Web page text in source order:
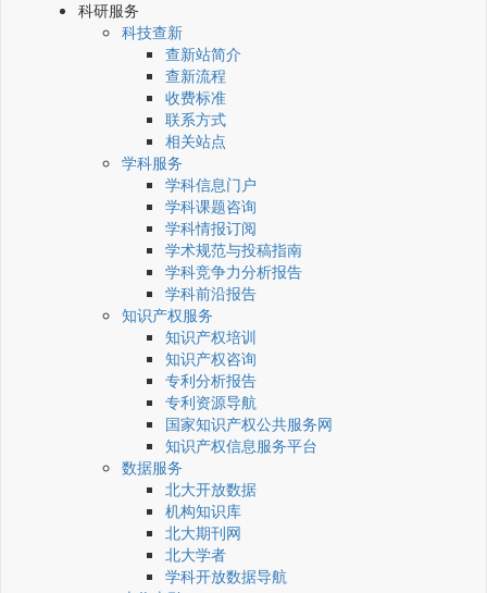
科研服务
科技查新
查新站简介
查新流程
收费标准
联系方式
相关站点
学科服务
学科信息门户
学科课题咨询
学科情报订阅
学术规范与投稿指南
学科竞争力分析报告
学科前沿报告
知识产权服务
知识产权培训
知识产权咨询
专利分析报告
专利资源导航
国家知识产权公共服务网
知识产权信息服务平台
数据服务
北大开放数据
机构知识库
北大期刊网
北大学者
学科开放数据导航